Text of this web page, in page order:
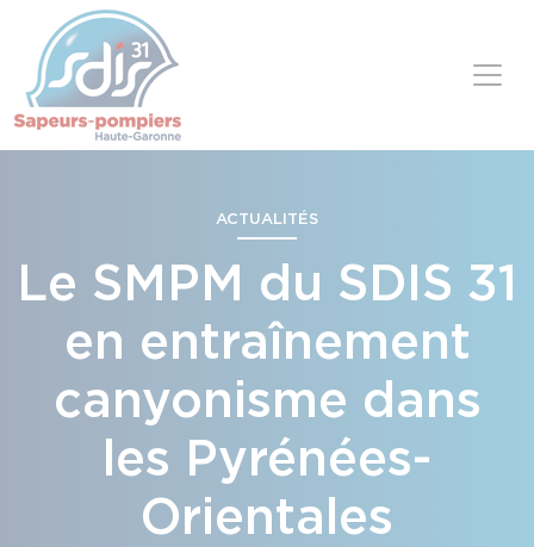
ACTUALITÉS
Le SMPM du SDIS 31
en entraînement
canyonisme dans
les Pyrénées-
Orientales
Panneau de gestion des cookies